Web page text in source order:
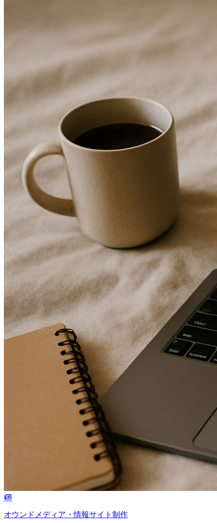
オウンドメディア・情報サイト制作